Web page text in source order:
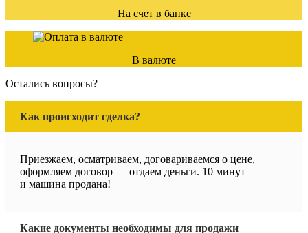
На счет в банке
В валюте
Остались вопросы?
Как происходит сделка?
Приезжаем, осматриваем, договариваемся о цене,
оформляем договор — отдаем деньги. 10 минут
и машина продана!
Какие документы необходимы для продажи